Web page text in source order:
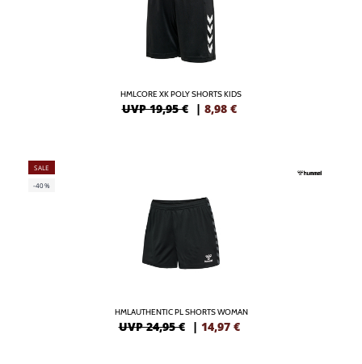
HMLCORE XK POLY SHORTS KIDS
UVP 19,95 € | 8,98 €
SALE
-40%
HMLAUTHENTIC PL SHORTS WOMAN
UVP 24,95 € | 14,97 €